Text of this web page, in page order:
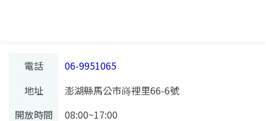
電話
06-9951065
地址
澎湖縣馬公市嵵裡里66-6號
開放時間
08:00~17:00